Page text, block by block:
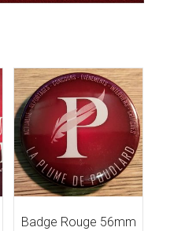
Badge Rouge 56mm